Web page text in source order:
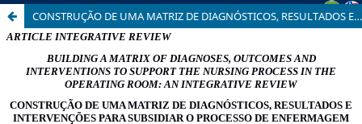
CONSTRUÇÃO DE UMA MATRIZ DE DIAGNÓSTICOS, RESULTADOS E INTERVENÇÕES PARA SUBSIDIAR O PROCESSO DE ENFERMAGEM EM CENTRO CIRÚRGICO: REVISÃO INTEGRATIVA